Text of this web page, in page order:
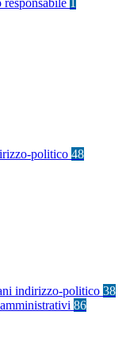
1
politico 48
indirizzo-politico 38
86